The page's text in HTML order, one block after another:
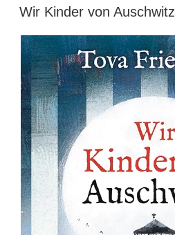
AM
Wir Kinder von Auschwitz